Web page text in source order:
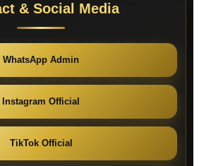
& Social Media
WhatsApp Admin
Instagram Official
TikTok Official